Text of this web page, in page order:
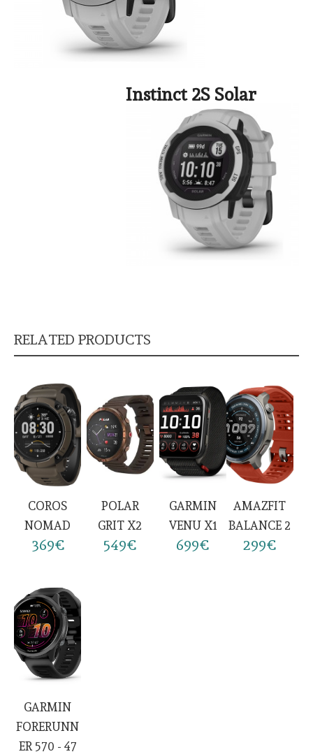
Instinct 2S Solar
RELATED PRODUCTS
COROS
NOMAD
369€
POLAR
GRIT X2
549€
GARMIN
VENU X1
699€
AMAZFIT
BALANCE 2
299€
GARMIN
FORERUNN
ER 570 - 47